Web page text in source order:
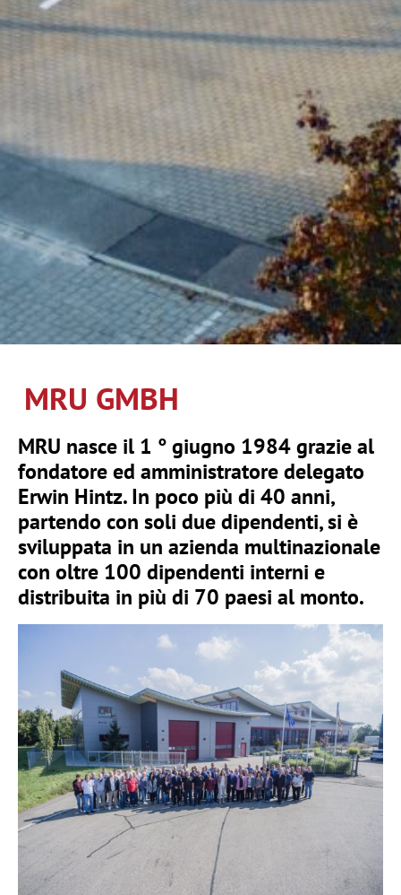
MRU GMBH
MRU nasce il 1 ° giugno 1984 grazie al
fondatore ed amministratore delegato
Erwin Hintz. In poco più di 40 anni,
partendo con soli due dipendenti, si è
sviluppata in un azienda multinazionale
con oltre 100 dipendenti interni e
distribuita in più di 70 paesi al monto.